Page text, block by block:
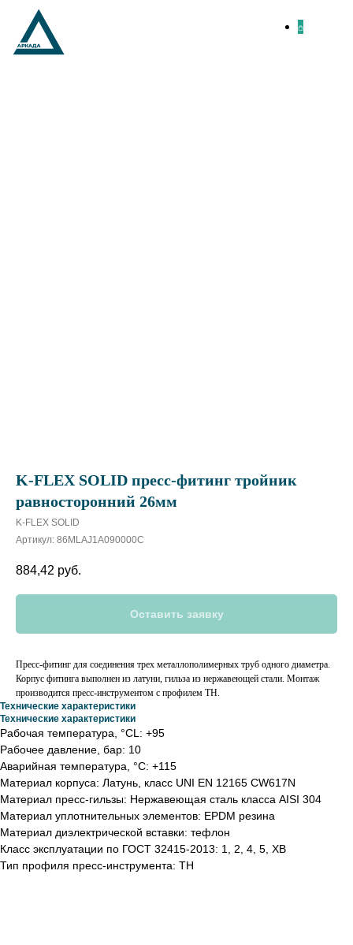
K-FLEX SOLID пресс-фитинг тройник
равносторонний 26мм
K-FLEX SOLID
Артикул: 86MLAJ1A090000C
884,42 руб.
Оставить заявку
Пресс-фитинг для соединения трех металлополимерных труб одного диаметра.
Корпус фитинга выполнен из латуни, гильза из нержавеющей стали. Монтаж
производится пресс-инструментом с профилем ТН.
Технические характеристики
Технические характеристики
Рабочая температура, °СL: +95
Рабочее давление, бар: 10
Аварийная температура, °С: +115
Материал корпуса: Латунь, класс UNI EN 12165 CW617N
Материал пресс-гильзы: Нержавеющая сталь класса AISI 304
Материал уплотнительных элементов: EPDM резина
Материал диэлектрической вставки: тефлон
Класс эксплуатации по ГОСТ 32415-2013: 1, 2, 4, 5, ХВ
Тип профиля пресс-инструмента: TH